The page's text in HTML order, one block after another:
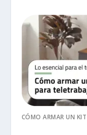
CÓMO ARMAR UN